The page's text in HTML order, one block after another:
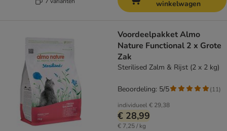
winkelwagen
Voordeelpakket Almo
Nature Functional 2 x Grote
Zak
Sterilised Zalm & Rijst (2 x 2 kg)
individueel€ 29,38
€ 28,99
€ 7,25 / kg
Beoordeling: 5/5 (11)